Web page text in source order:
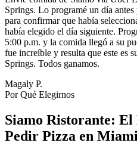
Springs. Lo programé un día
para confirmar que había
había elegido el día siguiente.
5:00 p.m. y la comida llegó a su
fue increíble y resulta que este es
Springs. Todos ganamos.
Magaly P.
Por Qué Elegirnos
Siamo Ristorante:
Pedir Pizza en